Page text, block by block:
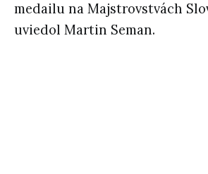
medailu na Majstrovstvách
uviedol Martin Seman.